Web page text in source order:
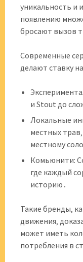
уникальность и
появлению
бросают вызов
Современные
делают ставку
и Stout до
Локальные
местных
местному
Комьюнити:
где каждый
историю․
Такие бренды‚
движения‚
может иметь
потребления в